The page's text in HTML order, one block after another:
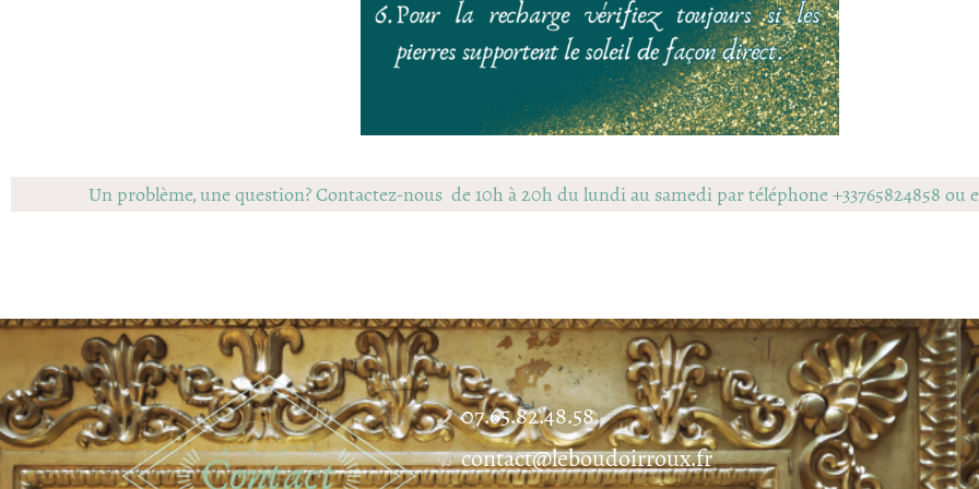
Un problème, une question? Contactez-nous de 10h à 20h du lundi au samedi par téléphone +33765824858
07.65.82.48.58
contact@leboudoirroux.fr